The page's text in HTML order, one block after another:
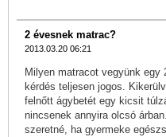
2 évesnek matrac?
2013.03.20 06:21
Milyen matracot vegyünk egy
kérdés teljesen jogos.
felnőtt ágybetét egy kicsit
nincsenek annyira olcsó
szeretné, ha gyermeke